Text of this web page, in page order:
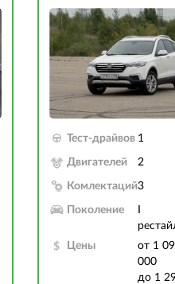
Тест-драйвов 1
Двигателей 2
Комлектаций3
Поколение
Цены
от 1
000
до 1